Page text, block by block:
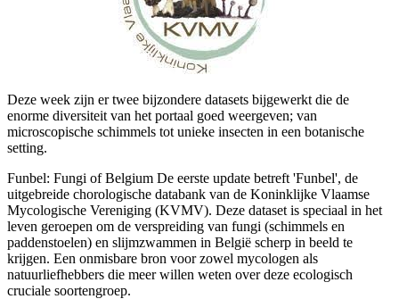
Deze week zijn er twee bijzondere datasets bijgewerkt die de
enorme diversiteit van het portaal goed weergeven; van
microscopische schimmels tot unieke insecten in een botanische
setting.
Funbel: Fungi of Belgium De eerste update betreft 'Funbel', de
uitgebreide chorologische databank van de Koninklijke Vlaamse
Mycologische Vereniging (KVMV). Deze dataset is speciaal in het
leven geroepen om de verspreiding van fungi (schimmels en
paddenstoelen) en slijmzwammen in België scherp in beeld te
krijgen. Een onmisbare bron voor zowel mycologen als
natuurliefhebbers die meer willen weten over deze ecologisch
cruciale soortengroep.